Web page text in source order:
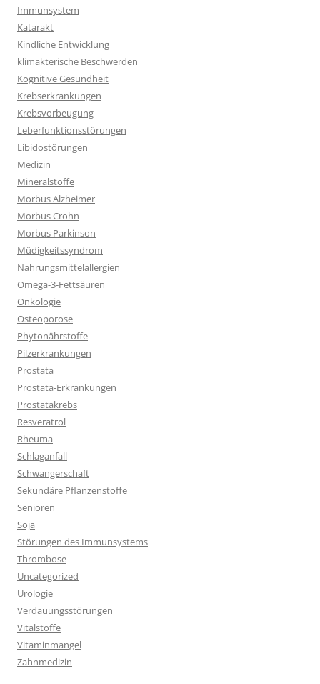
Immunsystem
Katarakt
Kindliche Entwicklung
klimakterische Beschwerden
Kognitive Gesundheit
Krebserkrankungen
Krebsvorbeugung
Leberfunktionsstörungen
Libidostörungen
Medizin
Mineralstoffe
Morbus Alzheimer
Morbus Crohn
Morbus Parkinson
Müdigkeitssyndrom
Nahrungsmittelallergien
Omega-3-Fettsäuren
Onkologie
Osteoporose
Phytonährstoffe
Pilzerkrankungen
Prostata
Prostata-Erkrankungen
Prostatakrebs
Resveratrol
Rheuma
Schlaganfall
Schwangerschaft
Sekundäre Pflanzenstoffe
Senioren
Soja
Störungen des Immunsystems
Thrombose
Uncategorized
Urologie
Verdauungsstörungen
Vitalstoffe
Vitaminmangel
Zahnmedizin